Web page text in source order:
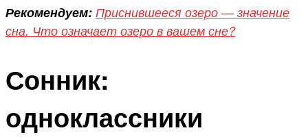
Рекомендуем: Приснившееся озеро — значение
сна. Что означает озеро в вашем сне?
Сонник:
одноклассники